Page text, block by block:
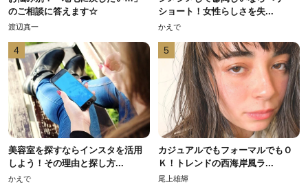
のご相談に答えます☆
渡辺真一
ショート！女性らしさを失...
かえで
4
美容室を探すならインスタを活用
しよう！その理由と探し方...
かえで
5
カジュアルでもフォーマルでもＯ
Ｋ！トレンドの西海岸風ラ...
尾上雄輝